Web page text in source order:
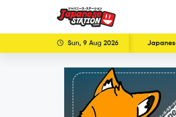
Sun, 9 Aug 2026